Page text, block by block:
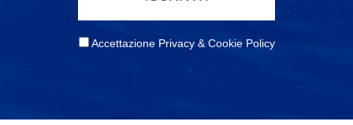
Accettazione Privacy & Cookie Policy